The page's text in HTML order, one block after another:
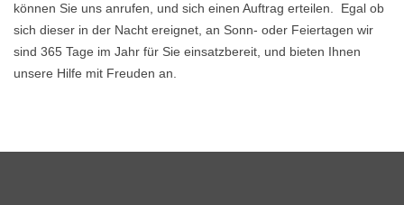
können Sie uns anrufen, und sich einen Auftrag erteilen. Egal ob
sich dieser in der Nacht ereignet, an Sonn- oder Feiertagen wir
sind 365 Tage im Jahr für Sie einsatzbereit, und bieten Ihnen
unsere Hilfe mit Freuden an.